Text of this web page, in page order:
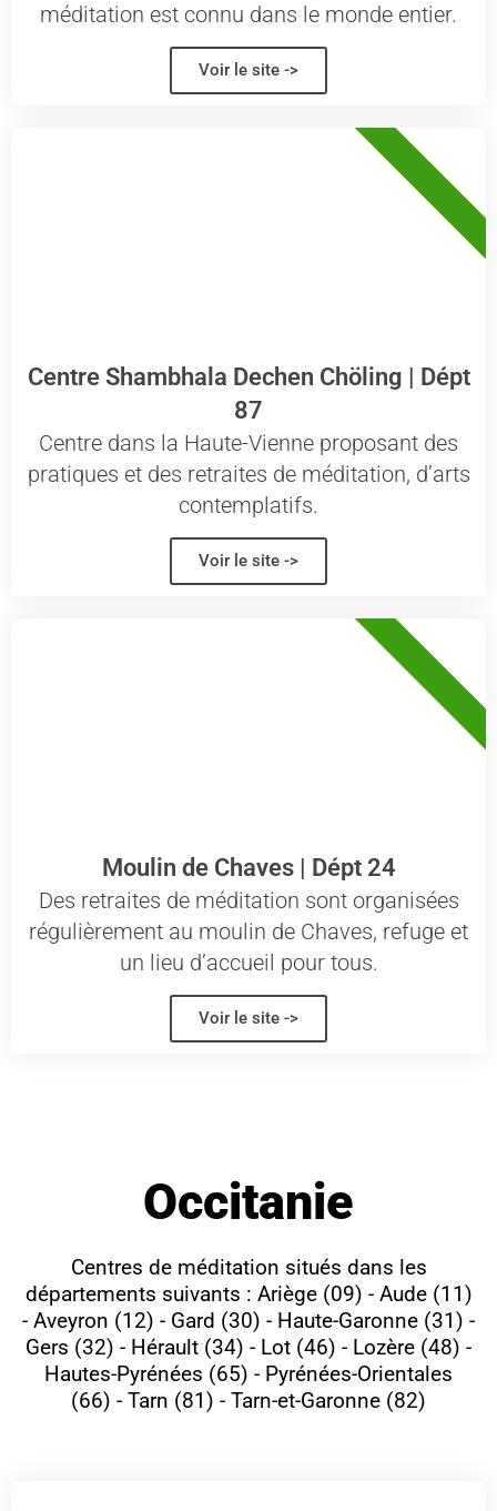
méditation est connu dans le monde entier.
Voir le site ->
Centre Shambhala Dechen Chöling | Dépt
87
Centre dans la Haute-Vienne proposant des
pratiques et des retraites de méditation, d’arts
contemplatifs.
Voir le site ->
87 - HAUTE-VIENNE
Moulin de Chaves | Dépt 24
Des retraites de méditation sont organisées
régulièrement au moulin de Chaves, refuge et
un lieu d’accueil pour tous.
Voir le site ->
24 - DORDOGNE
Occitanie
Centres de méditation situés dans les
départements suivants : Ariège (09) - Aude (11)
- Aveyron (12) - Gard (30) - Haute-Garonne (31) -
Gers (32) - Hérault (34) - Lot (46) - Lozère (48) -
Hautes-Pyrénées (65) - Pyrénées-Orientales
(66) - Tarn (81) - Tarn-et-Garonne (82)